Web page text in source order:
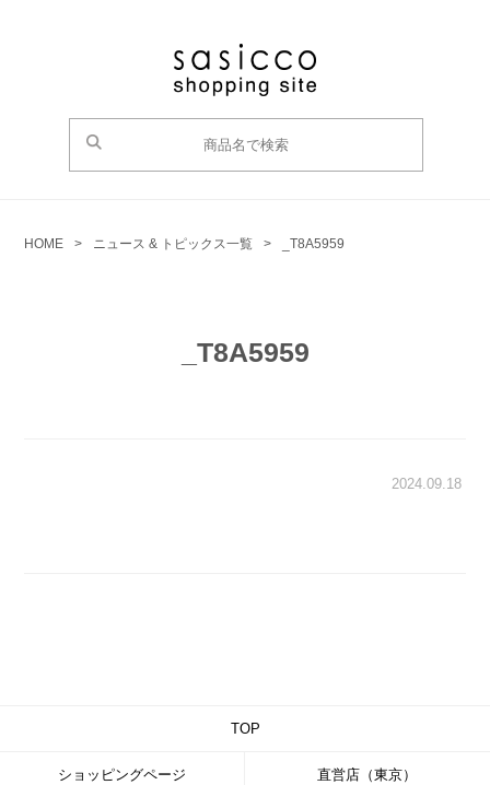
HOME > ニュース & トピックス一覧 > _T8A5959
_T8A5959
2024.09.18
TOP
ショッピングページ 直営店（東京）